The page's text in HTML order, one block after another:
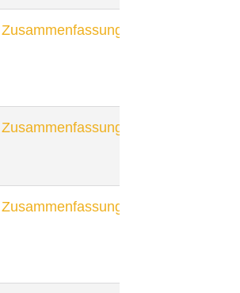
Zusammenfassung
Zusammenfassung
Zusammenfassung